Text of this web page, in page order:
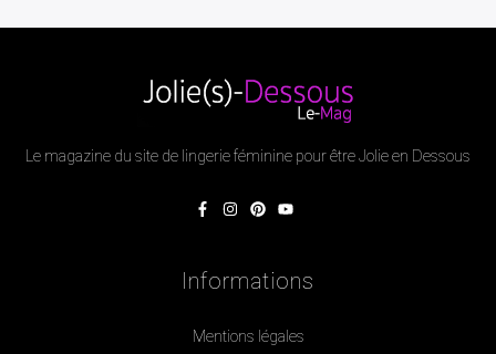
Le magazine du site de lingerie féminine pour être Jolie en Dessous
Informations
Mentions légales